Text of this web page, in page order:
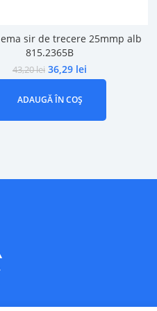
sir de trecere 25mmp alb
815.2365B
43,20lei 36,29 lei
ADAUGĂ ÎN COȘ